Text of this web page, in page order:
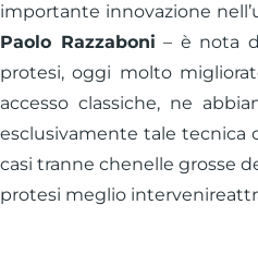
importante innovazione
Paolo Razzaboni – è nota
protesi, oggi molto
accesso classiche, ne
esclusivamente tale tecnica
casi tranne chenelle grosse
protesi meglio